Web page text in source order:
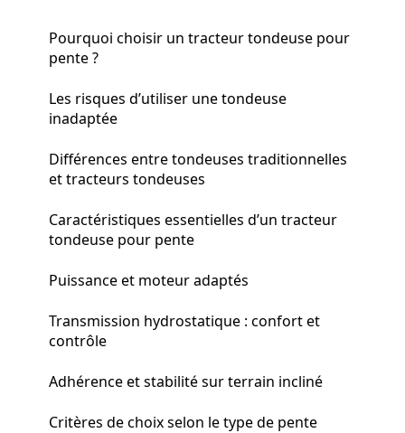
Pourquoi choisir un tracteur tondeuse pour
pente ?
Les risques d’utiliser une tondeuse
inadaptée
Différences entre tondeuses traditionnelles
et tracteurs tondeuses
Caractéristiques essentielles d’un tracteur
tondeuse pour pente
Puissance et moteur adaptés
Transmission hydrostatique : confort et
contrôle
Adhérence et stabilité sur terrain incliné
Critères de choix selon le type de pente